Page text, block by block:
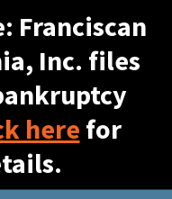
Franciscan
Inc. files
here for